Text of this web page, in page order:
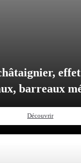
barreaux
Découvrir